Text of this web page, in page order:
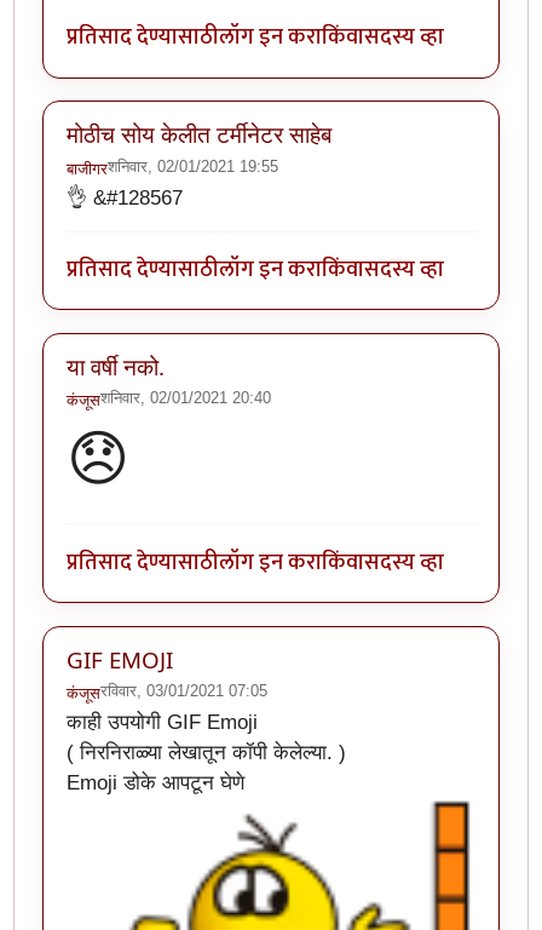
प्रतिसाद देण्यासाठीलॉग इन कराकिंवासदस्य व्हा
मोठीच सोय केलीत टर्मीनेटर साहेब
बाजीगरशनिवार, 02/01/2021 19:55
👌 &#128567
प्रतिसाद देण्यासाठीलॉग इन कराकिंवासदस्य व्हा
या वर्षी नको.
कंजूसशनिवार, 02/01/2021 20:40
😞
प्रतिसाद देण्यासाठीलॉग इन कराकिंवासदस्य व्हा
GIF EMOJI
कंजूसरविवार, 03/01/2021 07:05
काही उपयोगी GIF Emoji
( निरनिराळ्या लेखातून कॉपी केलेल्या. )
Emoji डोके आपटून घेणे